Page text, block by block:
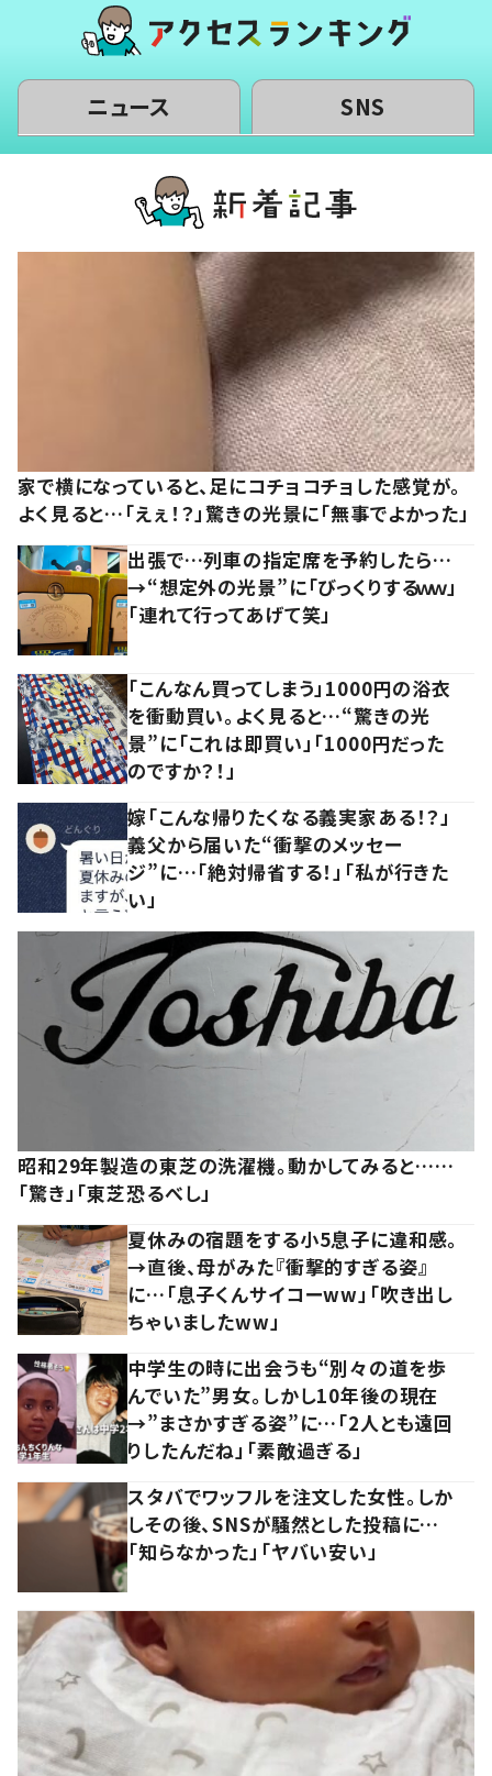
ニュース SNS
家で横になっていると、足にコチョコチョした感覚が。
よく見ると…「えぇ！？」驚きの光景に「無事でよかった」
出張で…列車の指定席を予約したら…
→“想定外の光景”に「びっくりするｗｗ」
「連れて行ってあげて笑」
「こんなん買ってしまう」1000円の浴衣
を衝動買い。よく見ると…“驚きの光
景”に「これは即買い」「1000円だった
のですか？！」
嫁「こんな帰りたくなる義実家ある！？」
義父から届いた“衝撃のメッセー
ジ”に…「絶対帰省する！」「私が行きた
い」
昭和29年製造の東芝の洗濯機。動かしてみると……
「驚き」「東芝恐るべし」
夏休みの宿題をする小5息子に違和感。
→直後、母がみた『衝撃的すぎる姿』
に…「息子くんサイコーww」「吹き出し
ちゃいましたww」
中学生の時に出会うも“別々の道を歩
んでいた”男女。しかし10年後の現在
→”まさかすぎる姿”に…「2人とも遠回
りしたんだね」「素敵過ぎる」
スタバでワッフルを注文した女性。しか
しその後、SNSが騒然とした投稿に…
「知らなかった」「ヤバい安い」